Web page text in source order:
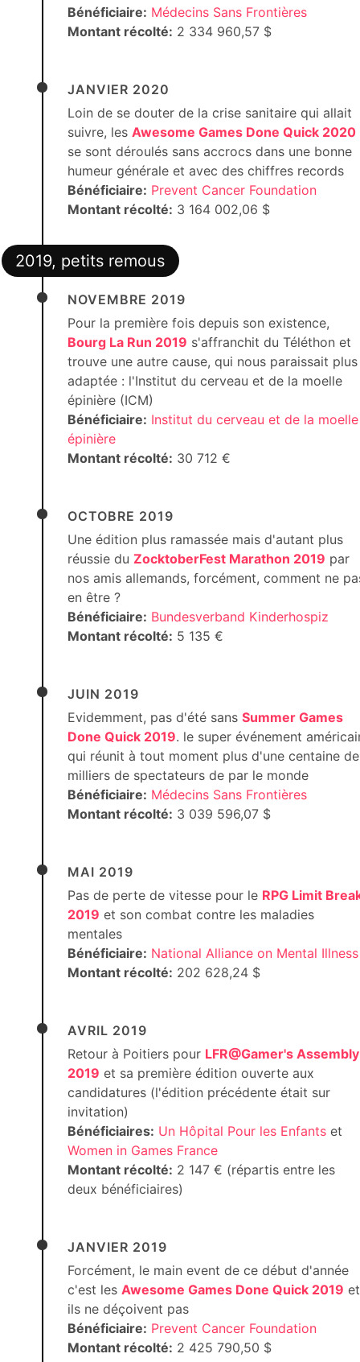
Bénéficiaire: Médecins Sans Frontières
Montant récolté: 2 334 960,57 $
JANVIER 2020
Loin de se douter de la crise sanitaire qui allait
suivre, les Awesome Games Done Quick 2020
se sont déroulés sans accrocs dans une bonne
humeur générale et avec des chiffres records
Bénéficiaire: Prevent Cancer Foundation
Montant récolté: 3 164 002,06 $
2019, petits remous
NOVEMBRE 2019
Pour la première fois depuis son existence,
Bourg La Run 2019 s'affranchit du Téléthon et
trouve une autre cause, qui nous paraissait plus
adaptée : l'Institut du cerveau et de la moelle
épinière (ICM)
Bénéficiaire: Institut du cerveau et de la moelle
épinière
Montant récolté: 30 712 €
OCTOBRE 2019
Une édition plus ramassée mais d'autant plus
réussie du ZocktoberFest Marathon 2019 par
nos amis allemands, forcément, comment ne
en être ?
Bénéficiaire: Bundesverband Kinderhospiz
Montant récolté: 5 135 €
JUIN 2019
Evidemment, pas d'été sans Summer Games
Done Quick 2019. le super événement
qui réunit à tout moment plus d'une centaine de
milliers de spectateurs de par le monde
Bénéficiaire: Médecins Sans Frontières
Montant récolté: 3 039 596,07 $
MAI 2019
Pas de perte de vitesse pour le RPG Limit
2019 et son combat contre les maladies
mentales
Bénéficiaire: National Alliance on Mental Illness
Montant récolté: 202 628,24 $
AVRIL 2019
Retour à Poitiers pour LFR@Gamer's Assembly
2019 et sa première édition ouverte aux
candidatures (l'édition précédente était sur
invitation)
Bénéficiaires: Un Hôpital Pour les Enfants et
Women in Games France
Montant récolté: 2 147 € (répartis entre les
deux bénéficiaires)
JANVIER 2019
Forcément, le main event de ce début d'année
c'est les Awesome Games Done Quick 2019 et
ils ne déçoivent pas
Bénéficiaire: Prevent Cancer Foundation
Montant récolté: 2 425 790,50 $